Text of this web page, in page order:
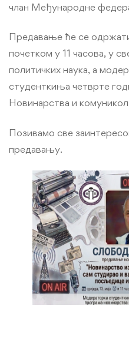
члан Међународне
Предавање ће се одржати
почетком у 11 часова, у
политичких наука, а
студенткиња четврте
Новинарства и
Позивамо све
предавању.